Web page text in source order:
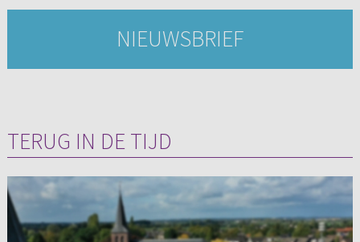
NIEUWSBRIEF
TERUG IN DE TIJD